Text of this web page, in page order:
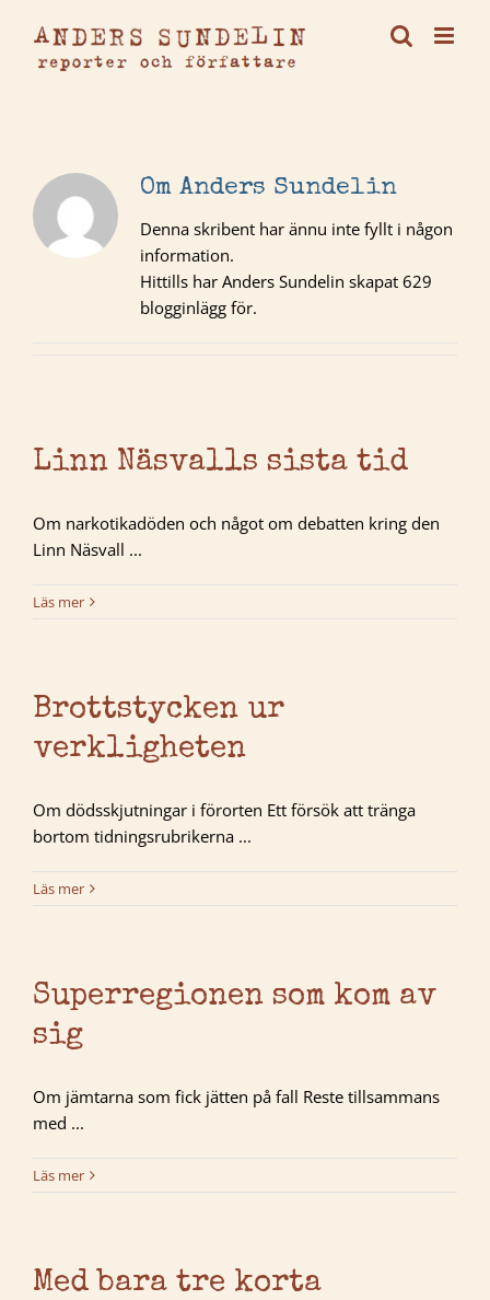
innehållet
Om Anders Sundelin
Denna skribent har ännu inte fyllt i någon
information.
Hittills har Anders Sundelin skapat 629
blogginlägg för.
Linn Näsvalls sista tid
Om narkotikadöden och något om debatten kring den
Linn Näsvall ...
Läs mer
Brottstycken ur
verkligheten
Om dödsskjutningar i förorten Ett försök att tränga
bortom tidningsrubrikerna ...
Läs mer
Superregionen som kom av
sig
Om jämtarna som fick jätten på fall Reste tillsammans
med ...
Läs mer
Med bara tre korta